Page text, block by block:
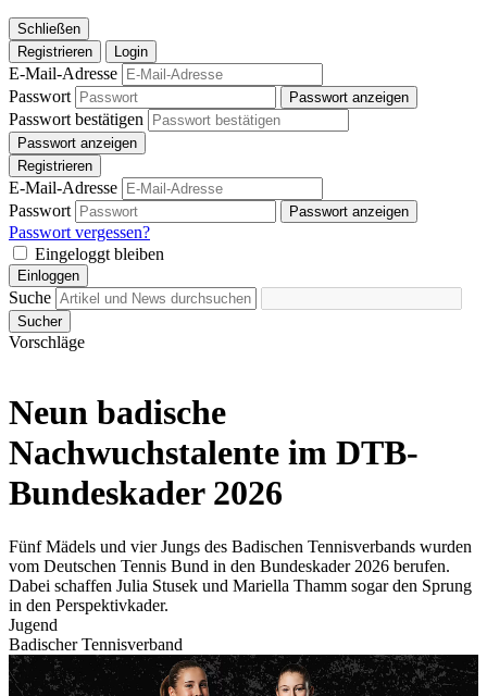
Schließen
Registrieren
Login
E-Mail-Adresse
Passwort
Passwort anzeigen
Passwort bestätigen
Passwort anzeigen
Registrieren
E-Mail-Adresse
Passwort
Passwort anzeigen
Passwort vergessen?
Eingeloggt bleiben
Einloggen
Suche
Sucher
Vorschläge
Neun badische
Nachwuchstalente im DTB-
Bundeskader 2026
Fünf Mädels und vier Jungs des Badischen Tennisverbands wurden
vom Deutschen Tennis Bund in den Bundeskader 2026 berufen.
Dabei schaffen Julia Stusek und Mariella Thamm sogar den Sprung
in den Perspektivkader.
Jugend
Badischer Tennisverband